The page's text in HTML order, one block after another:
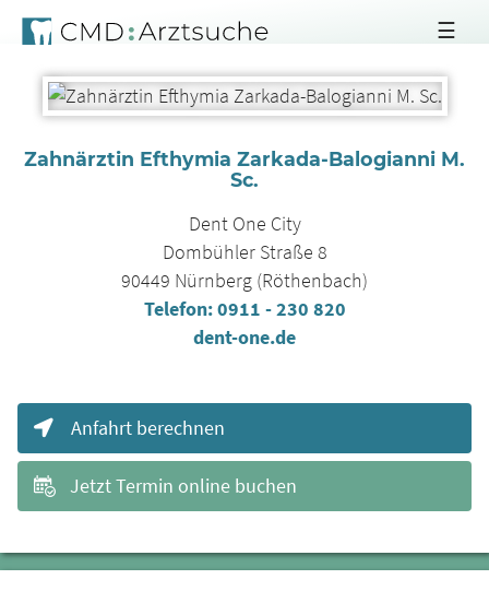
☰
Zahnärztin Efthymia Zarkada-Balogianni M.
Sc.
Dent One City
Dombühler Straße 8
90449 Nürnberg (Röthenbach)
Telefon:0911 - 230 820
dent-one.de
Anfahrt berechnen
Jetzt Termin online buchen